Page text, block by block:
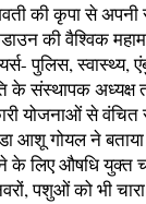
की कृपा से अपनी
की वैश्विक
पुलिस, स्वास्थ्य,
के संस्थापक अध्यक्ष
योजनाओं से वंचित
डा आशू गोयल ने
के लिए औषधि युक्त
पशुओं को भी